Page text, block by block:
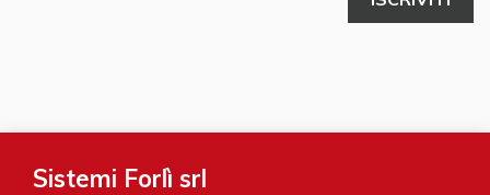
Sistemi Forlì srl